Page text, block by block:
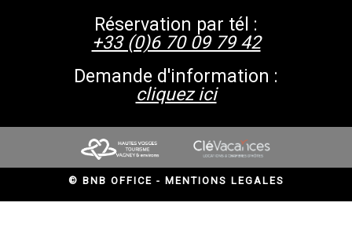
Réservation par tél :
+33 (0)6 70 09 79 42
Demande d'information :
cliquez ici
© BNB OFFICE - MENTIONS LEGALES